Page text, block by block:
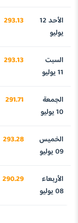
الأحد 12
يوليو
293.13
السبت
11 يوليو
293.13
الجمعة
10 يوليو
291.71
الخميس
09 يوليو
293.28
الأربعاء
08 يوليو
290.29